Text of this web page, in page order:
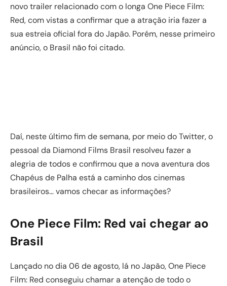
novo trailer relacionado com o longa One Piece Film:
Red, com vistas a confirmar que a atração iria fazer a
sua estreia oficial fora do Japão. Porém, nesse primeiro
anúncio, o Brasil não foi citado.
Daí, neste último fim de semana, por meio do Twitter, o
pessoal da Diamond Films Brasil resolveu fazer a
alegria de todos e confirmou que a nova aventura dos
Chapéus de Palha está a caminho dos cinemas
brasileiros… vamos checar as informações?
One Piece Film: Red vai chegar ao
Brasil
Lançado no dia 06 de agosto, lá no Japão, One Piece
Film: Red conseguiu chamar a atenção de todo o